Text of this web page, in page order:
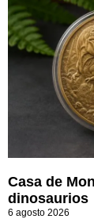
Casa de
dinosaurios
6 agosto 2026